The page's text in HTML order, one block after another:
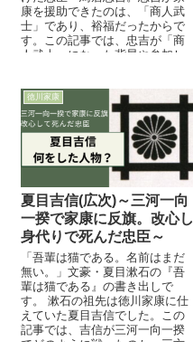
康を援助できたのは、「商人武
士」であり、裕福だったからで
す。この記事では、忠吉が「商
人武士」になった背景や参加し
徳川家康
夏目吉信(広次)～三河一向
一揆で家康に反旗。改心し
身代りで死んだ忠臣～
「吾輩は猫である。名前はまだ
無い。」文豪・夏目漱石の『吾
輩は猫である』の書き出しで
す。 漱石の祖先は徳川家康に仕
えていた夏目吉信でした。この
記事では、吉信が三河一向一揆
でどのように戦ったのか。三方